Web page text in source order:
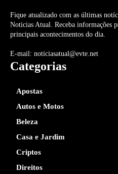
Fique atualizado com as últimas
Noticias Atual. Receba informações
principais acontecimentos do dia.
E-mail: noticiasatual@evte.net
Categorias
Apostas
Autos e Motos
Beleza
Casa e Jardim
Criptos
Direitos